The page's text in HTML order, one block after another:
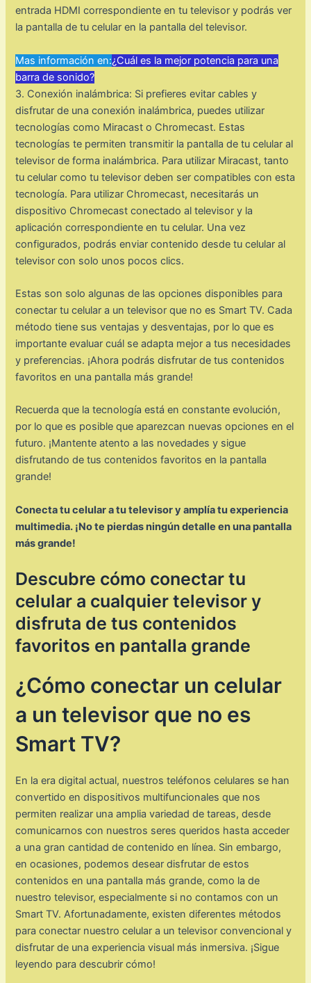
entrada HDMI correspondiente en tu televisor y podrás ver
la pantalla de tu celular en la pantalla del televisor.
Mas información en:¿Cuál es la mejor potencia para una
barra de sonido?
3. Conexión inalámbrica: Si prefieres evitar cables y
disfrutar de una conexión inalámbrica, puedes utilizar
tecnologías como Miracast o Chromecast. Estas
tecnologías te permiten transmitir la pantalla de tu celular al
televisor de forma inalámbrica. Para utilizar Miracast, tanto
tu celular como tu televisor deben ser compatibles con esta
tecnología. Para utilizar Chromecast, necesitarás un
dispositivo Chromecast conectado al televisor y la
aplicación correspondiente en tu celular. Una vez
configurados, podrás enviar contenido desde tu celular al
televisor con solo unos pocos clics.
Estas son solo algunas de las opciones disponibles para
conectar tu celular a un televisor que no es Smart TV. Cada
método tiene sus ventajas y desventajas, por lo que es
importante evaluar cuál se adapta mejor a tus necesidades
y preferencias. ¡Ahora podrás disfrutar de tus contenidos
favoritos en una pantalla más grande!
Recuerda que la tecnología está en constante evolución,
por lo que es posible que aparezcan nuevas opciones en el
futuro. ¡Mantente atento a las novedades y sigue
disfrutando de tus contenidos favoritos en la pantalla
grande!
Conecta tu celular a tu televisor y amplía tu experiencia
multimedia. ¡No te pierdas ningún detalle en una pantalla
más grande!
Descubre cómo conectar tu
celular a cualquier televisor y
disfruta de tus contenidos
favoritos en pantalla grande
¿Cómo conectar un celular
a un televisor que no es
Smart TV?
En la era digital actual, nuestros teléfonos celulares se han
convertido en dispositivos multifuncionales que nos
permiten realizar una amplia variedad de tareas, desde
comunicarnos con nuestros seres queridos hasta acceder
a una gran cantidad de contenido en línea. Sin embargo,
en ocasiones, podemos desear disfrutar de estos
contenidos en una pantalla más grande, como la de
nuestro televisor, especialmente si no contamos con un
Smart TV. Afortunadamente, existen diferentes métodos
para conectar nuestro celular a un televisor convencional y
disfrutar de una experiencia visual más inmersiva. ¡Sigue
leyendo para descubrir cómo!